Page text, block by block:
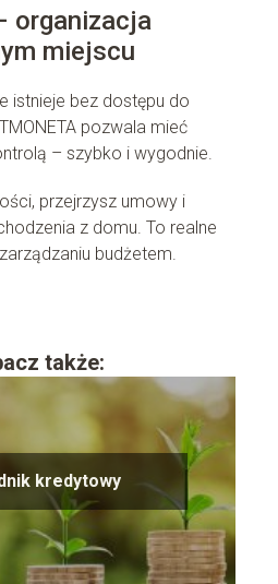
organizacja
miejscu
istnieje bez dostępu do
pozwala mieć
– szybko i wygodnie.
przejrzysz umowy i
z domu. To realne
budżetem.
także:
kredytowy